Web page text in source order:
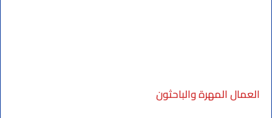
العمال المهرة والباحثون